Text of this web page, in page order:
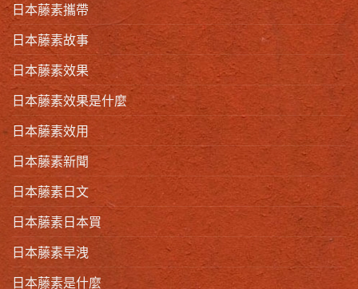
日本藤素攜帶
日本藤素故事
日本藤素效果
日本藤素效果是什麼
日本藤素效用
日本藤素新聞
日本藤素日文
日本藤素日本買
日本藤素早洩
日本藤素是什麼